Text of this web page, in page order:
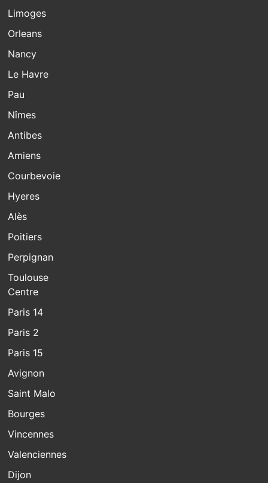
Limoges
Orleans
Nancy
Le Havre
Pau
Nîmes
Antibes
Amiens
Courbevoie
Hyeres
Alès
Poitiers
Perpignan
Toulouse
Centre
Paris 14
Paris 2
Paris 15
Avignon
Saint Malo
Bourges
Vincennes
Valenciennes
Dijon